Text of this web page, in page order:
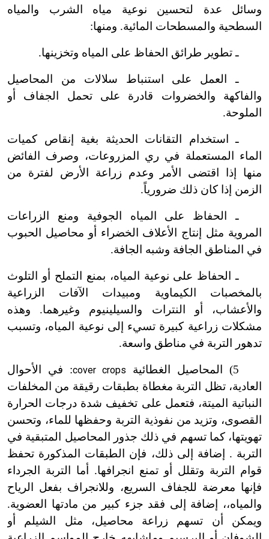
وسائل عدة لتحسين نوعية مياه الشرب والمياه
السطحية والمسطحات المائية. ومنها:
ـ تطوير طرائق الحفاظ على المياه وتخزينها.
ـ العمل على استنباط سلالات من المحاصيل
والفاكهة والخضروات قادرة على تحمل الجفاف أو
الملوحة.
ـ استخدام التقانات الحديثة بغية إنقاص كميات
الماء المستعملة في ري المزروعات، وصرف الفائض
منها إذا اقتضى الأمر وعدم زراعة الأرض لفترة من
الزمن إذا كان ذلك ضرورياً.
ـ الحفاظ على المياه الجوفية ومنع الزراعات
المروية مثل إنتاج الأعلاف الخضراء أو محاصيل الحبوب
في المناطق الجافة وشبه الجافة.
ـ الحفاظ على نوعية المياه، بمنع التملح أو التلوث
بالمخصبات الكيماوية ومبيدات الآفات الزراعية
والأعشاب، أو النترات والسيلينيوم وغيرهما. وهذه
مشكلات زراعية كبيرة تسيء إلى نوعية المياه، وتسبب
تدهور التربة في مناطق واسعة.
5) المحاصيل الغطائية cover crops: في الأحوال
العادية، تظل التربة مغطاة بطبقات رقيقة من المخلفات
النباتية الميتة، فتعمل على تخفيف شدة درجات الحرارة
القصوى، وتزيد من نفوذية التربة وحفظها للماء، وتحسن
تهويتها، كما تسهم في ذلك جذور المحاصيل المتبقية في
التربة . إضافة إلى ذلك، فإن الطبقات المذكورة تحفظ
قوام التربة وتقلل أو تمنع انجرافها. أما التربة الجرداء
فإنها معرضة للجفاف السريع، وللانجراف بفعل الرياح
والمياه،، إضافة إلى فقد جزء كبير من مادتها العضوية.
ويمكن أن تسهم زراعة محاصيل، مثل الشيلم أو